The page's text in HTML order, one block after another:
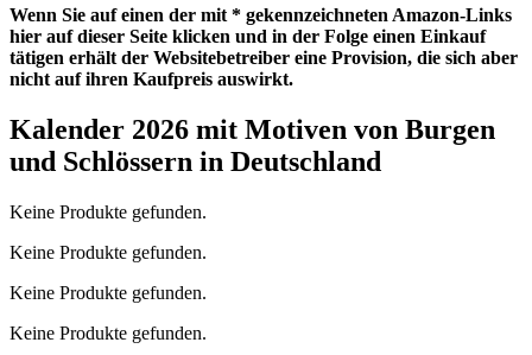
Wenn Sie auf einen der mit * gekennzeichneten Amazon-Links
hier auf dieser Seite klicken und in der Folge einen Einkauf
tätigen erhält der Websitebetreiber eine Provision, die sich aber
nicht auf ihren Kaufpreis auswirkt.
Kalender 2026 mit Motiven von Burgen
und Schlössern in Deutschland
Keine Produkte gefunden.
Keine Produkte gefunden.
Keine Produkte gefunden.
Keine Produkte gefunden.